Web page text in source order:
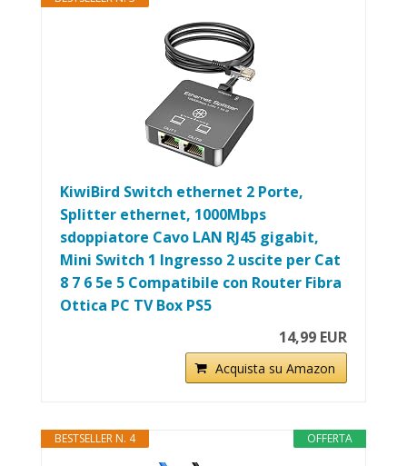
KiwiBird Switch ethernet 2 Porte,
Splitter ethernet, 1000Mbps
sdoppiatore Cavo LAN RJ45 gigabit,
Mini Switch 1 Ingresso 2 uscite per Cat
8 7 6 5e 5 Compatibile con Router Fibra
Ottica PC TV Box PS5
14,99 EUR
Acquista su Amazon
OFFERTA
BESTSELLER N. 4